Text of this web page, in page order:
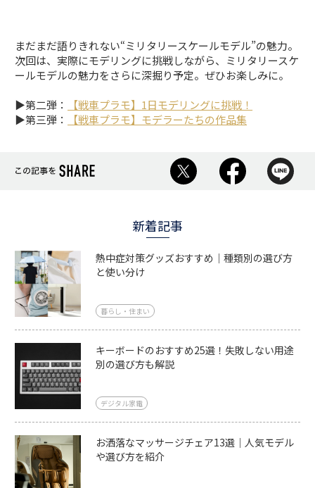
まだまだ語りきれない“ミリタリースケールモデル”の魅力。
次回は、実際にモデリングに挑戦しながら、ミリタリースケ
ールモデルの魅力をさらに深掘り予定。ぜひお楽しみに。
▶第二弾：
【戦車プラモ】1日モデリングに挑戦！
▶第三弾：
【戦車プラモ】モデラーたちの作品集
新着記事
熱中症対策グッズおすすめ｜種類別の選び方
と使い分け
暮らし・住まい
キーボードのおすすめ25選！失敗しない用途
別の選び方も解説
デジタル家電
お洒落なマッサージチェア13選｜人気モデル
や選び方を紹介